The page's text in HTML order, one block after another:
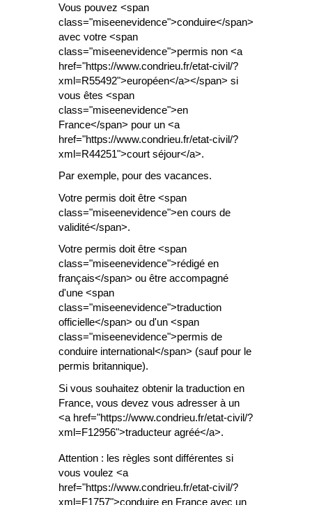
Vous pouvez <span
class="miseenevidence">conduire</span>
avec votre <span
class="miseenevidence">permis non <a
href="https://www.condrieu.fr/etat-civil/?
xml=R55492">européen</a></span> si
vous êtes <span
class="miseenevidence">en
France</span> pour un <a
href="https://www.condrieu.fr/etat-civil/?
xml=R44251">court séjour</a>.
Par exemple, pour des vacances.
Votre permis doit être <span
class="miseenevidence">en cours de
validité</span>.
Votre permis doit être <span
class="miseenevidence">rédigé en
français</span> ou être accompagné
d'une <span
class="miseenevidence">traduction
officielle</span> ou d'un <span
class="miseenevidence">permis de
conduire international</span> (sauf pour le
permis britannique).
Si vous souhaitez obtenir la traduction en
France, vous devez vous adresser à un
<a href="https://www.condrieu.fr/etat-civil/?
xml=F12956">traducteur agréé</a>.
Attention : les règles sont différentes si
vous voulez <a
href="https://www.condrieu.fr/etat-civil/?
xml=F1757">conduire en France avec un